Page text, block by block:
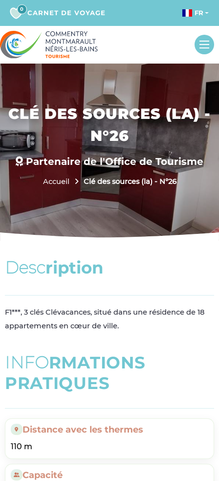
0 CARNET DE VOYAGE FR
CLÉ DES SOURCES (LA) -
N°26
Partenaire de l'Office de Tourisme
Accueil Clé des sources (la) - N°26
Description
F1***, 3 clés Clévacances, situé dans une résidence de 18
appartements en cœur de ville.
INFORMATIONS
PRATIQUES
Distance avec les thermes
110 m
Capacité